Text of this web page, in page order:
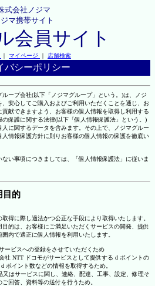
式会社ノジマ
ジマ携帯サイト
会員サイト
｜ マイページ ｜ 店舗検索
バシーポリシー
ープ会社(以下「ノジマグループ」という。)は、ノジ
安心してご購入およびご利用いただくことを通じ、お
献できますよう、お客様の個人情報を取得し利用する
保護に関する法律(以下「個人情報保護法」という。)
に関するデータを含みます。その上で、ノジマグルー
情報保護方針に則りお客様の個人情報の保護を徹底い
い事項につきましては、「個人情報保護法」に従いま
目的
得に際し適法かつ公正な手段により取得いたします。
的は、お客様にご満足いただくサービスの開発、提供
内で適正に個人情報を利用いたします。
ービスへの登録をさせていただくため
社 NTT ドコモがサービスとして提供する d ポイントの
ポイント数などの情報を取得するため。
はサービスに関し、連絡、配達、工事、設定、修理そ
回答、資料等の送付を行うため。